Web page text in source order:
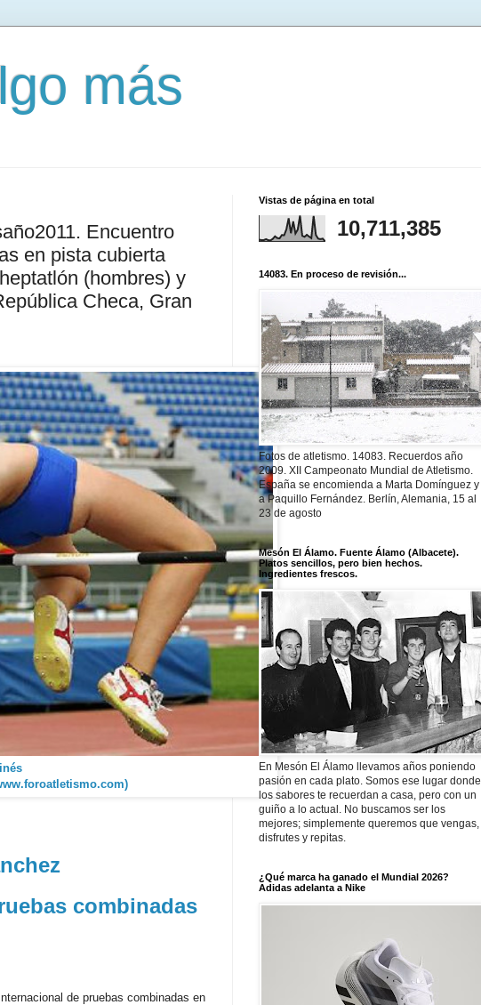
más
Encuentro
en pista cubierta
(hombres) y
Checa, Gran
combinadas
de pruebas combinadas en
Vistas de página en total
10,711,385
14083. En proceso de revisión...
Fotos de atletismo. 14083. Recuerdos año
2009. XII Campeonato Mundial de Atletismo.
España se encomienda a Marta Domínguez y
a Paquillo Fernández. Berlín, Alemania, 15 al
23 de agosto
Mesón El Álamo. Fuente Álamo (Albacete).
Platos sencillos, pero bien hechos.
Ingredientes frescos.
En Mesón El Álamo llevamos años poniendo
pasión en cada plato. Somos ese lugar donde
los sabores te recuerdan a casa, pero con un
guiño a lo actual. No buscamos ser los
mejores; simplemente queremos que vengas,
disfrutes y repitas.
¿Qué marca ha ganado el Mundial 2026?
Adidas adelanta a Nike